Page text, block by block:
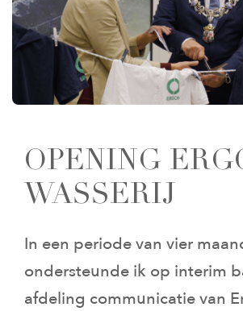
OPENING
WASSERIJ
In een periode van vier
ondersteunde ik op interim
afdeling communicatie van